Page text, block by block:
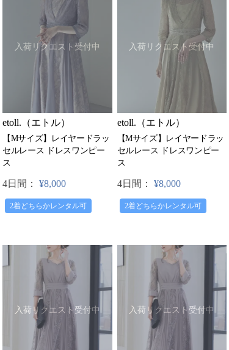
入荷リクエスト受付中
etoll.（エトル）
【Mサイズ】レイヤードラッ
セルレース ドレスワンピー
ス
4日間： ¥8,000
2着どちらかレンタル可
入荷リクエスト受付中
etoll.（エトル）
【Mサイズ】レイヤードラッ
セルレース ドレスワンピー
ス
4日間： ¥8,000
2着どちらかレンタル可
入荷リクエスト受付中 入荷リクエスト受付中